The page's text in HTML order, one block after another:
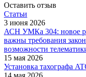
Оставить отзыв
Статьи
3 июня 2026
АСН УМКа 304: новое
важны требования
возможности
15 мая 2026
Установка тахографа
14 мая 2026